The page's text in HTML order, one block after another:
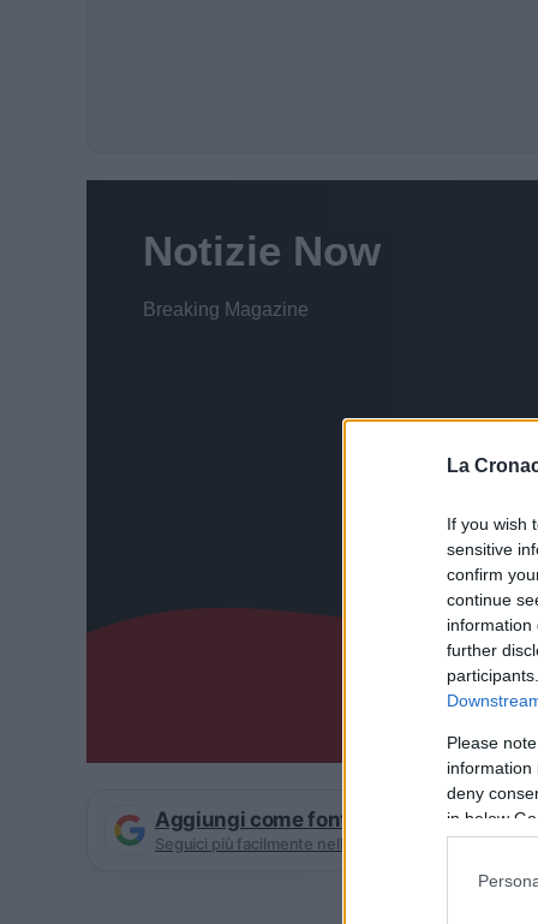
La
If you wish
sensitive
confirm
continue
information
further
Please
information
deny
in below
Aggiungi come fonte preferita su
Seguici più facilmente nelle notizie consigliate